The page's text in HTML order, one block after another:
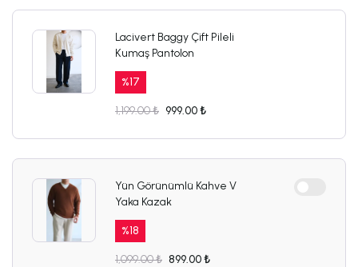
Lacivert Baggy Çift Pileli
Kumaş Pantolon
%17
1,199.00 ₺ 999.00 ₺
Yün Görünümlü Kahve V
Yaka Kazak
%18
1,099.00 ₺ 899.00 ₺